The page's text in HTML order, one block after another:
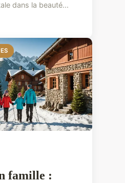
dans la beauté...
famille :